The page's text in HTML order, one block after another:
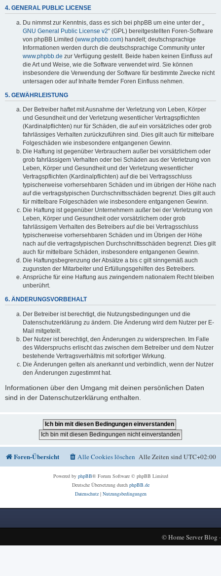
4. GENERAL PUBLIC LICENSE
Du nimmst zur Kenntnis, dass es sich bei phpBB um eine unter der „
GNU General Public License v2“ (GPL) bereitgestellten Foren-Software
von phpBB Limited (www.phpbb.com) handelt; deutschsprachige
Informationen werden durch die deutschsprachige Community unter
www.phpbb.de zur Verfügung gestellt. Beide haben keinen Einfluss auf
die Art und Weise, wie die Software verwendet wird. Sie können
insbesondere die Verwendung der Software für bestimmte Zwecke nicht
untersagen oder auf Inhalte fremder Foren Einfluss nehmen.
5. GEWÄHRLEISTUNG
Der Betreiber haftet mit Ausnahme der Verletzung von Leben, Körper
und Gesundheit und der Verletzung wesentlicher Vertragspflichten
(Kardinalpflichten) nur für Schäden, die auf ein vorsätzliches oder grob
fahrlässiges Verhalten zurückzuführen sind. Dies gilt auch für mittelbare
Folgeschäden wie insbesondere entgangenen Gewinn.
Die Haftung ist gegenüber Verbrauchern außer bei vorsätzlichem oder
grob fahrlässigem Verhalten oder bei Schäden aus der Verletzung von
Leben, Körper und Gesundheit und der Verletzung wesentlicher
Vertragspflichten (Kardinalpflichten) auf die bei Vertragsschluss
typischerweise vorhersehbaren Schäden und im übrigen der Höhe nach
auf die vertragstypischen Durchschnittsschäden begrenzt. Dies gilt auch
für mittelbare Folgeschäden wie insbesondere entgangenen Gewinn.
Die Haftung ist gegenüber Unternehmern außer bei der Verletzung von
Leben, Körper und Gesundheit oder vorsätzlichem oder grob
fahrlässigem Verhalten des Betreibers auf die bei Vertragsschluss
typischerweise vorhersehbaren Schäden und im Übrigen der Höhe
nach auf die vertragstypischen Durchschnittsschäden begrenzt. Dies gilt
auch für mittelbare Schäden, insbesondere entgangenen Gewinn.
Die Haftungsbegrenzung der Absätze a bis c gilt sinngemäß auch
zugunsten der Mitarbeiter und Erfüllungsgehilfen des Betreibers.
Ansprüche für eine Haftung aus zwingendem nationalem Recht bleiben
unberührt.
6. ÄNDERUNGSVORBEHALT
Der Betreiber ist berechtigt, die Nutzungsbedingungen und die
Datenschutzerklärung zu ändern. Die Änderung wird dem Nutzer per E-
Mail mitgeteilt.
Der Nutzer ist berechtigt, den Änderungen zu widersprechen. Im Falle
des Widerspruchs erlischt das zwischen dem Betreiber und dem Nutzer
bestehende Vertragsverhältnis mit sofortiger Wirkung.
Die Änderungen gelten als anerkannt und verbindlich, wenn der Nutzer
den Änderungen zugestimmt hat.
Informationen über den Umgang mit deinen persönlichen Daten
sind in der Datenschutzerklärung enthalten.
Foren-Übersicht Alle Zeiten sindUTC+02:00
Alle Cookies löschen
Powered by phpBB® Forum Software © phpBB Limited
Deutsche Übersetzung durch phpBB.de
Datenschutz| Nutzungsbedingungen
©Home Server Blog